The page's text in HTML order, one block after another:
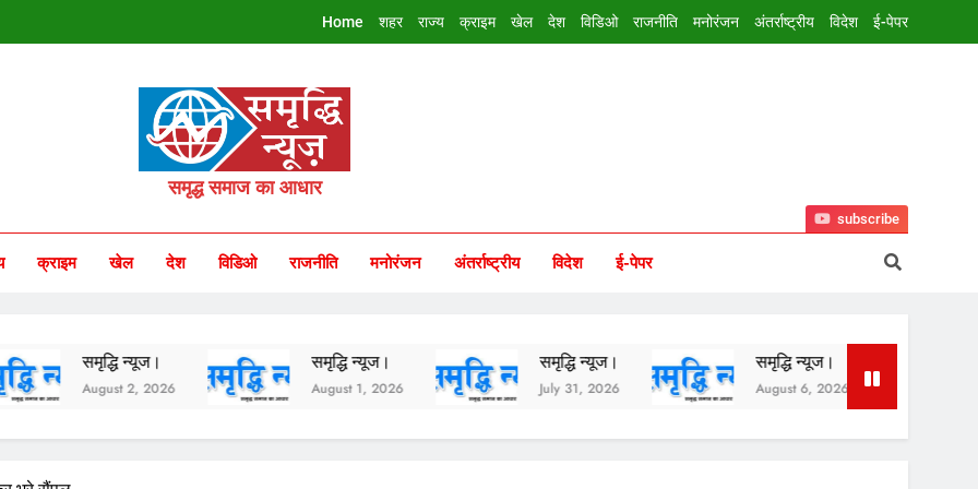
Home शहर राज्य क्राइम खेल देश विडिओ राजनीति मनोरंजन अंतर्राष्ट्रीय विदेश ई-पेपर
Samachar
समृद्ध समाज का आधार
क्राइम खेल देश विडिओ राजनीति मनोरंजन अंतर्राष्ट्रीय विदेश ई-पेपर
subscribe
समृद्धि न्यूज।
August 2, 2026
समृद्धि न्यूज।
August 1, 2026
समृद्धि न्यूज।
July 31, 2026
समृद्धि न्यूज।
August 6, 2026
समृद्धि न्यूज।
August 5, 2026